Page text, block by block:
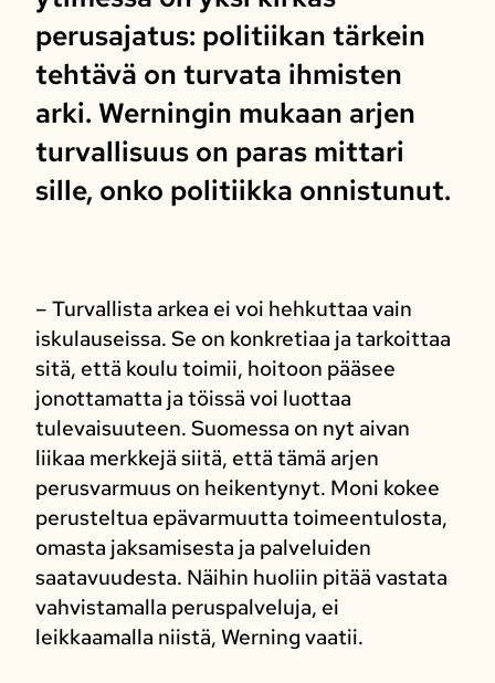
perusajatus: politiikan tärkein
tehtävä on turvata ihmisten
arki. Werningin mukaan arjen
turvallisuus on paras mittari
sille, onko politiikka onnistunut.
– Turvallista arkea ei voi hehkuttaa vain
iskulauseissa. Se on konkretiaa ja tarkoittaa
sitä, että koulu toimii, hoitoon pääsee
jonottamatta ja töissä voi luottaa
tulevaisuuteen. Suomessa on nyt aivan
liikaa merkkejä siitä, että tämä arjen
perusvarmuus on heikentynyt. Moni kokee
perusteltua epävarmuutta toimeentulosta,
omasta jaksamisesta ja palveluiden
saatavuudesta. Näihin huoliin pitää vastata
vahvistamalla peruspalveluja, ei
leikkaamalla niistä, Werning vaatii.